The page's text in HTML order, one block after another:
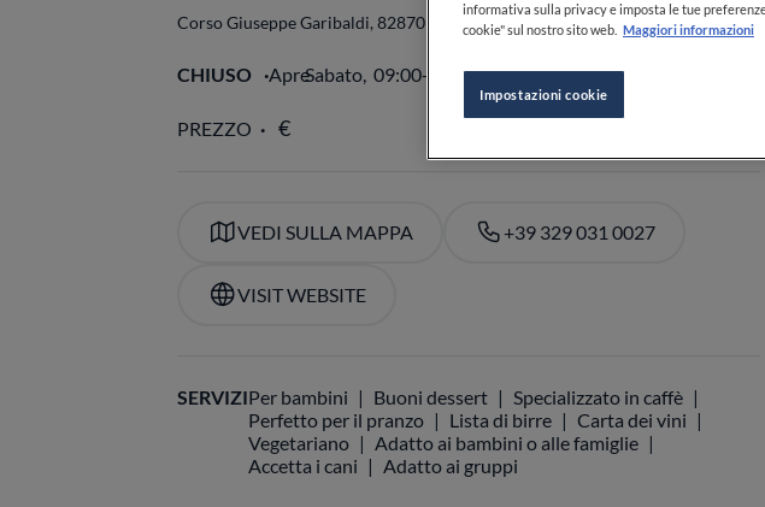
Corso Giuseppe Garibaldi, 8287012 Castrovillari CS Italia
CHIUSO ApreSabato, 09:00-22:00 VEDI ORARI
PREZZO
VEDI SULLA MAPPA +39 329 031 0027
VISIT WEBSITE
SERVIZIPer bambini Buoni dessert
Specializzato in caffè
Perfetto per il pranzo
Lista di birre
Carta dei vini
Vegetariano
Adatto ai bambini o alle famiglie
Accetta i cani
Adatto ai gruppi
informativa sulla privacy e imposta le tue
cookie" sul nostro sito web. Maggiori informazioni
Impostazioni cookie